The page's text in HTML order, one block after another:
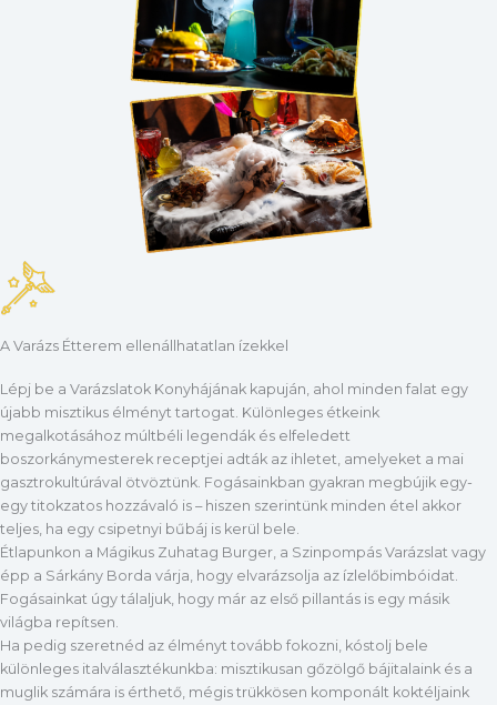
A Varázs Étterem ellenállhatatlan ízekkel
Lépj be a Varázslatok Konyhájának kapuján, ahol minden falat egy
újabb misztikus élményt tartogat. Különleges étkeink
megalkotásához múltbéli legendák és elfeledett
boszorkánymesterek receptjei adták az ihletet, amelyeket a mai
gasztrokultúrával ötvöztünk. Fogásainkban gyakran megbújik egy-
egy titokzatos hozzávaló is – hiszen szerintünk minden étel akkor
teljes, ha egy csipetnyi bűbáj is kerül bele.
Étlapunkon a Mágikus Zuhatag Burger, a Szinpompás Varázslat vagy
épp a Sárkány Borda várja, hogy elvarázsolja az ízlelőbimbóidat.
Fogásainkat úgy tálaljuk, hogy már az első pillantás is egy másik
világba repítsen.
Ha pedig szeretnéd az élményt tovább fokozni, kóstolj bele
különleges italválasztékunkba: misztikusan gőzölgő bájitalaink és a
muglik számára is érthető, mégis trükkösen komponált koktéljaink